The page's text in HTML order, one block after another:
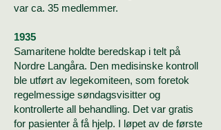
var ca. 35 medlemmer.
1935
Samaritene holdte beredskap i telt på
Nordre Langåra. Den medisinske kontroll
ble utført av legekomiteen, som foretok
regelmessige søndagsvisitter og
kontrollerte all behandling. Det var gratis
for pasienter å få hjelp. I løpet av de første